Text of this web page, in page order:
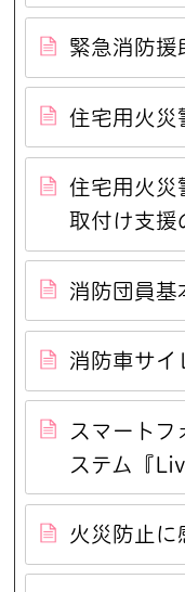
緊急消防援
住宅用火災
住宅用火災
取付け支援
消防団員基
消防車サイ
スマートフ
ステム『
火災防止に